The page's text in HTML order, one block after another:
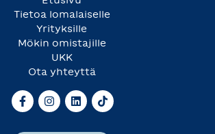
Tietoa lomalaiselle
Yrityksille
Mökin omistajille
UKK
Ota yhteyttä